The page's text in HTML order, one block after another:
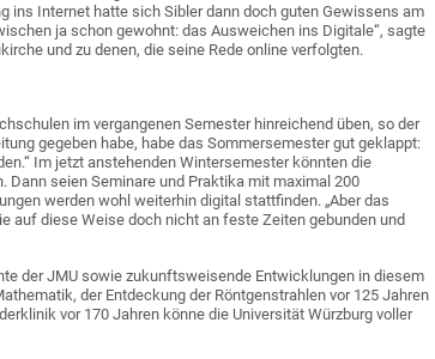
ins Internet hatte sich Sibler dann doch guten Gewissens am
ja schon gewohnt: das Ausweichen ins Digitale“, sagte
und zu denen, die seine Rede online verfolgten.
im vergangenen Semester hinreichend üben, so der
gegeben habe, habe das Sommersemester gut geklappt:
Im jetzt anstehenden Wintersemester könnten die
Dann seien Seminare und Praktika mit maximal 200
werden wohl weiterhin digital stattfinden. „Aber das
auf diese Weise doch nicht an feste Zeiten gebunden und
der JMU sowie zukunftsweisende Entwicklungen in diesem
der Entdeckung der Röntgenstrahlen vor 125 Jahren
vor 170 Jahren könne die Universität Würzburg voller